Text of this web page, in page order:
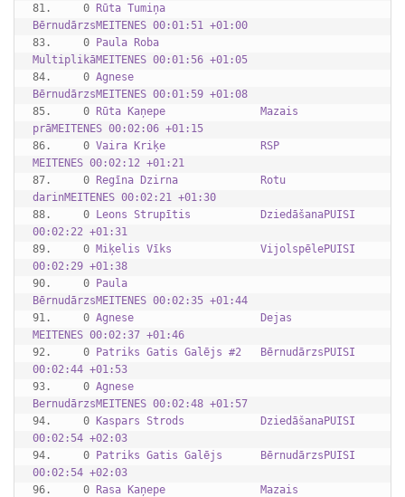
81.     0 Rūta Tumiņa
BērnudārzsMEITENES 00:01:51 +01:00
83.     0 Paula Roba
MultiplikāMEITENES 00:01:56 +01:05
84.     0 Agnese
BērnudārzsMEITENES 00:01:59 +01:08
85.     0 Rūta Kaņepe               Mazais
prāMEITENES 00:02:06 +01:15
86.     0 Vaira Kriķe               RSP
MEITENES 00:02:12 +01:21
87.     0 Regīna Dzirna             Rotu
darinMEITENES 00:02:21 +01:30
88.     0 Leons Strupītis           DziedāšanaPUISI
00:02:22 +01:31
89.     0 Miķelis Vīks              VijolspēlePUISI
00:02:29 +01:38
90.     0 Paula
BērnudārzsMEITENES 00:02:35 +01:44
91.     0 Agnese                    Dejas
MEITENES 00:02:37 +01:46
92.     0 Patriks Gatis Galējs #2   BērnudārzsPUISI
00:02:44 +01:53
93.     0 Agnese
BernudārzsMEITENES 00:02:48 +01:57
94.     0 Kaspars Strods            DziedāšanaPUISI
00:02:54 +02:03
94.     0 Patriks Gatis Galējs      BērnudārzsPUISI
00:02:54 +02:03
96.     0 Rasa Kaņepe               Mazais